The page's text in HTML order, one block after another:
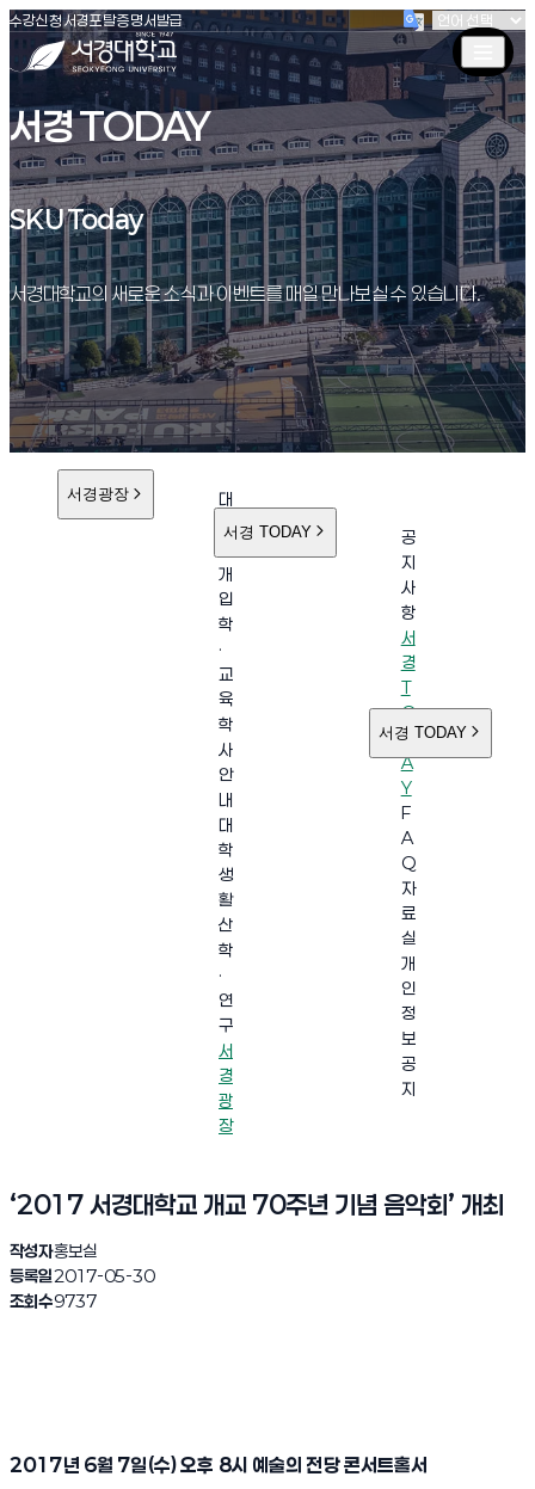
서경대학교
수강신청(새창 열림)
서경포탈(새창 열림)
증명서발급(새창 열림)
서경 TODAY
SKU Today
SKU Today
서경대학교의 새로운 소식과 이벤트를 매일 만나보실 수 있습니다.
서경광장
대
학
개
입
학
·
교
육
학
사
안
내
대
학
생
활
산
학
·
연
구
서
경
광
장
서경 TODAY
공
지
사
항
서
경
T
O
D
A
Y
F
A
Q
자
료
실
개
인
정
보
공
지
서경 TODAY
‘2017 서경대학교 개교 70주년 기념 음악회’ 개최
작성자홍보실
등록일2017-05-30
조회수9737
2017년 6월 7일(수)오후 8시 예술의 전당 콘서트홀서